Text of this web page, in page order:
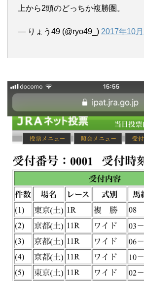
上から2頭のどっちか複勝圏。
— りょう49 (@ryo49_) 2017年10月